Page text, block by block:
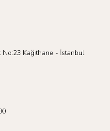
Kağıthane - İstanbul